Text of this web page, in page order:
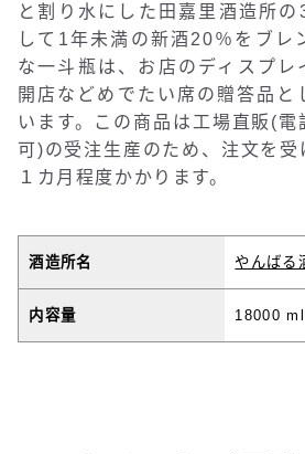
と割り水にした田嘉里酒造所
して1年未満の新酒20％をブレ
な一斗瓶は、お店のディスプレ
開店などめでたい席の贈答品と
います。この商品は工場直販(
可)の受注生産のため、注文を受
１カ月程度かかります。
酒造所名 やんばる
内容量 18000 ml